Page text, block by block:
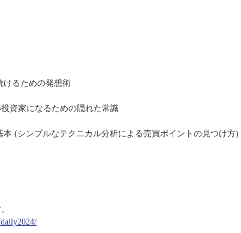
けるための発想術
資家になるための隠れた常識
(シンプルなテクニカル分析による売買ポイントの見つけ方)